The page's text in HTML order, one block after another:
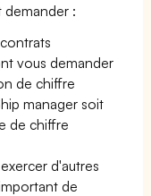
demander :
vous demander
de chiffre
manager soit
de chiffre
d'autres
de